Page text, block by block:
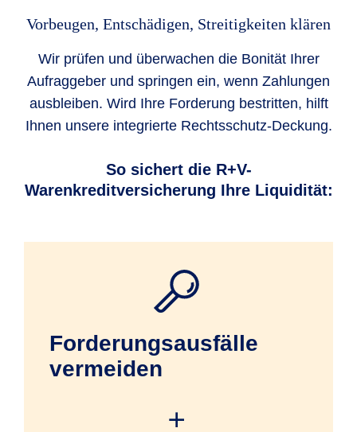
Vorbeugen, Entschädigen, Streitigkeiten klären
Wir prüfen und überwachen die Bonität Ihrer
Aufraggeber und springen ein, wenn Zahlungen
ausbleiben. Wird Ihre Forderung bestritten, hilft
Ihnen unsere integrierte Rechtsschutz-Deckung.
So sichert die R+V-
Warenkreditversicherung Ihre Liquidität:
Forderungsausfälle
vermeiden